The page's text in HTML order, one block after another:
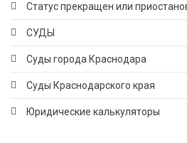
Статус прекращен или
СУДЫ
Суды города Краснодара
Суды Краснодарского края
Юридические калькуляторы